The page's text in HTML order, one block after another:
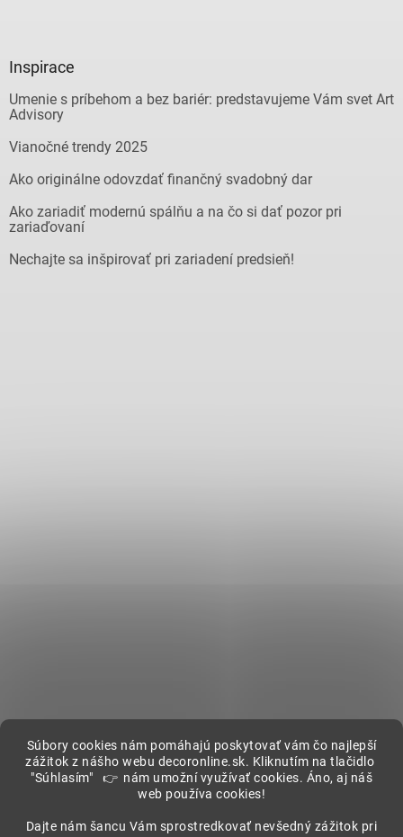
Súbory cookies nám pomáhajú poskytovať vám čo najlepší
zážitok z nášho webu decoronline.sk. Kliknutím na tlačidlo
"Súhlasím" 👉 nám umožní využívať cookies. Áno, aj náš
web používa cookies!
Dajte nám šancu Vám sprostredkovať nevšedný zážitok pri
Inspirace
Umenie s príbehom a bez bariér: predstavujeme Vám svet Art
Advisory
Vianočné trendy 2025
Ako originálne odovzdať finančný svadobný dar
Ako zariadiť modernú spálňu a na čo si dať pozor pri
zariaďovaní
Nechajte sa inšpirovať pri zariadení predsieň!
Showroom